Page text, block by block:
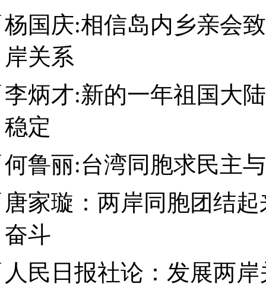
杨国庆:相信岛内乡亲会
岸关系
李炳才:新的一年祖国大
稳定
何鲁丽:台湾同胞求民主
唐家璇：两岸同胞团结
奋斗
人民日报社论：发展两